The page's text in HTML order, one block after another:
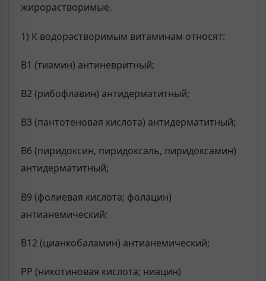
жирорастворимые.
1) К водорастворимым витаминам относят:
B1 (тиамин) антиневритный;
B2 (рибофлавин) антидерматитный;
B3 (пантотеновая кислота) антидерматитный;
B6 (пиридоксин, пиридоксаль, пиридоксамин)
антидерматитный;
B9 (фолиевая кислота; фолацин)
антианемический;
B12 (цианкобаламин) антианемический;
PP (никотиновая кислота; ниацин)